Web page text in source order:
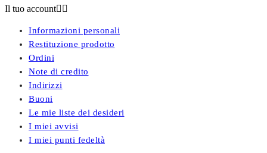
Il tuo account 
Informazioni personali
Restituzione prodotto
Ordini
Note di credito
Indirizzi
Buoni
Le mie liste dei desideri
I miei avvisi
I miei punti fedeltà